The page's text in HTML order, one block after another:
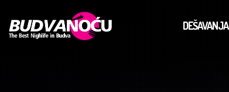
DEŠAVANJA